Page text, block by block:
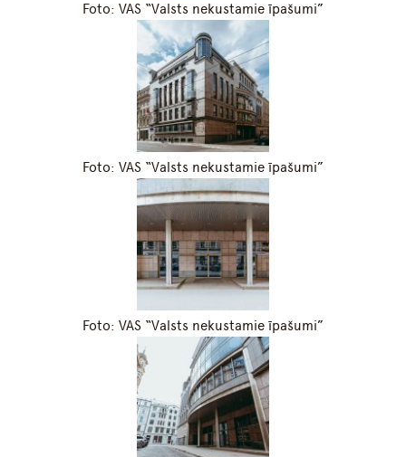
Foto: VAS “Valsts nekustamie īpašumi”
Foto: VAS “Valsts nekustamie īpašumi”
Foto: VAS “Valsts nekustamie īpašumi”